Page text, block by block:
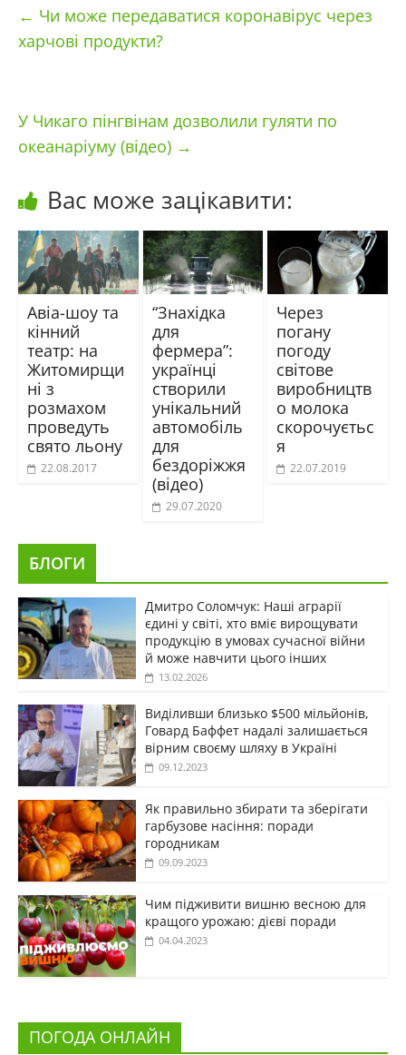
← Чи може передаватися коронавірус через
харчові продукти?
У Чикаго пінгвінам дозволили гуляти по
океанаріуму (відео) →
Вас може зацікавити:
Авіа-шоу та
кінний
театр: на
Житомирщи
ні з
розмахом
проведуть
свято льону
22.08.2017
“Знахідка
для
фермера”:
українці
створили
унікальний
автомобіль
для
бездоріжжя
(відео)
29.07.2020
Через
погану
погоду
світове
виробництв
о молока
скорочуєтьс
я
22.07.2019
БЛОГИ
Дмитро Соломчук: Наші аграрії
єдині у світі, хто вміє вирощувати
продукцію в умовах сучасної війни
й може навчити цього інших
13.02.2026
Виділивши близько $500 мільйонів,
Говард Баффет надалі залишається
вірним своєму шляху в Україні
09.12.2023
Як правильно збирати та зберігати
гарбузове насіння: поради
городникам
09.09.2023
Чим підживити вишню весною для
кращого урожаю: дієві поради
04.04.2023
ПОГОДА ОНЛАЙН